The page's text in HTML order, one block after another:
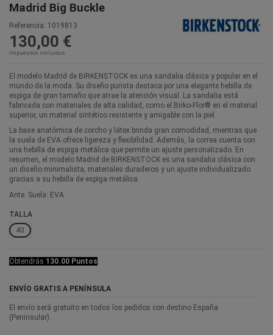
Madrid Big Buckle
Referencia: 1019813
130,00 €
Impuestos incluidos
El modelo Madrid de BIRKENSTOCK es una sandalia clásica y popular en el
mundo de la moda. Su diseño purista destaca por una elegante hebilla de
espiga de gran tamaño que atrae la atención visual. La sandalia está
fabricada con materiales de alta calidad, como el Birko-Flor® en el material
superior, un material sintético resistente y amigable con la piel.
La base anatómica de corcho y látex brinda gran comodidad, mientras que
la suela de EVA ofrece ligereza y flexibilidad. Además, la correa cuenta con
una hebilla de espiga metálica que permite un ajuste personalizado. En
resumen, el modelo Madrid de BIRKENSTOCK es una sandalia clásica con
un diseño minimalista, materiales duraderos y un ajuste individualizado
gracias a su hebilla de espiga metálica.
Ante. Suela: EVA.
TALLA
40
Obtendrás 130.00 Puntos
ENVÍO GRATIS A PENÍNSULA
El envío será gratuito en todos los pedidos con destino España
(Peninsular).